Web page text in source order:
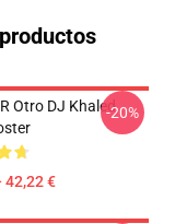
Otro DJ Khaled
42,22 €
-20%